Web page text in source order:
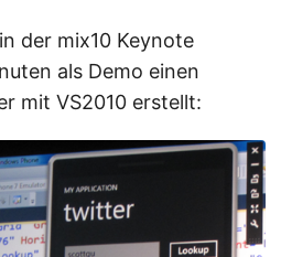
der mix10 Keynote
als Demo einen
mit VS2010 erstellt: